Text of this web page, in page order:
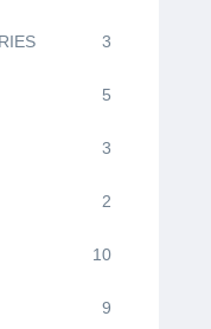
3
5
3
2
10
9